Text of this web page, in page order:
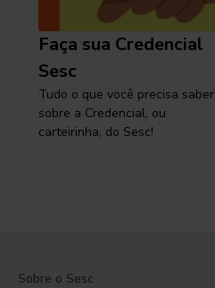
Faça sua Credencial
Sesc
Tudo o que você precisa saber
sobre a Credencial, ou
carteirinha, do Sesc!
Sobre o Sesc